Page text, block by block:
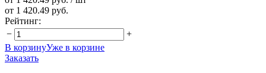
от 1 420.49 руб.
Рейтинг:
−
+
В корзинуУже в корзине
Заказать